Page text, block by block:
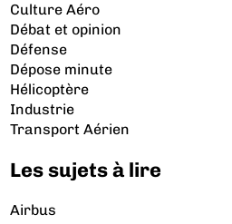
Culture Aéro
Débat et opinion
Défense
Dépose minute
Hélicoptère
Industrie
Transport Aérien
Les sujets à lire
Airbus